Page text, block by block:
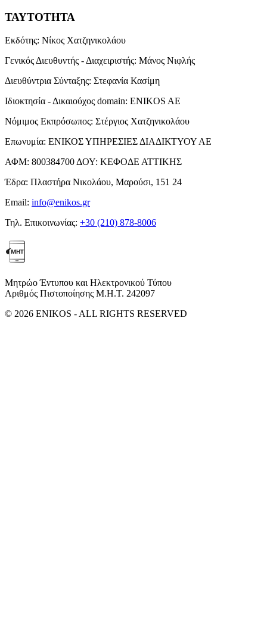
ΤΑΥΤΟΤΗΤΑ
Εκδότης: Νίκος Χατζηνικολάου
Γενικός Διευθυντής - Διαχειριστής: Μάνος Νιφλής
Διευθύντρια Σύνταξης: Στεφανία Κασίμη
Ιδιοκτησία - Δικαιούχος domain: ENIKOS AE
Νόμιμος Εκπρόσωπος: Στέργιος Χατζηνικολάου
Επωνυμία: ΕΝΙΚΟΣ ΥΠΗΡΕΣΙΕΣ ΔΙΑΔΙΚΤΥΟΥ ΑΕ
ΑΦΜ: 800384700 ΔΟΥ: ΚΕΦΟΔΕ ΑΤΤΙΚΗΣ
Έδρα: Πλαστήρα Νικολάου, Μαρούσι, 151 24
Email: info@enikos.gr
Τηλ. Επικοινωνίας: +30 (210) 878-8006
Μητρώο Έντυπου και Ηλεκτρονικού Τύπου
Αριθμός Πιστοποίησης Μ.Η.Τ. 242097
© 2026 ENIKOS - ALL RIGHTS RESERVED